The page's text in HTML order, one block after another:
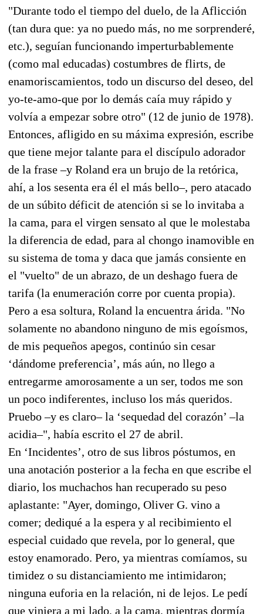
"Durante todo el tiempo del duelo, de la Aflicción
(tan dura que: ya no puedo más, no me sorprenderé,
etc.), seguían funcionando imperturbablemente
(como mal educadas) costumbres de flirts, de
enamoriscamientos, todo un discurso del deseo, del
yo-te-amo-que por lo demás caía muy rápido y
volvía a empezar sobre otro" (12 de junio de 1978).
Entonces, afligido en su máxima expresión, escribe
que tiene mejor talante para el discípulo adorador
de la frase –y Roland era un brujo de la retórica,
ahí, a los sesenta era él el más bello–, pero atacado
de un súbito déficit de atención si se lo invitaba a
la cama, para el virgen sensato al que le molestaba
la diferencia de edad, para al chongo inamovible en
su sistema de toma y daca que jamás consiente en
el "vuelto" de un abrazo, de un deshago fuera de
tarifa (la enumeración corre por cuenta propia).
Pero a esa soltura, Roland la encuentra árida. "No
solamente no abandono ninguno de mis egoísmos,
de mis pequeños apegos, continúo sin cesar
‘dándome preferencia’, más aún, no llego a
entregarme amorosamente a un ser, todos me son
un poco indiferentes, incluso los más queridos.
Pruebo –y es claro– la ‘sequedad del corazón’ –la
acidia–", había escrito el 27 de abril.
En ‘Incidentes’, otro de sus libros póstumos, en
una anotación posterior a la fecha en que escribe el
diario, los muchachos han recuperado su peso
aplastante: "Ayer, domingo, Oliver G. vino a
comer; dediqué a la espera y al recibimiento el
especial cuidado que revela, por lo general, que
estoy enamorado. Pero, ya mientras comíamos, su
timidez o su distanciamiento me intimidaron;
ninguna euforia en la relación, ni de lejos. Le pedí
que viniera a mi lado, a la cama, mientras dormía